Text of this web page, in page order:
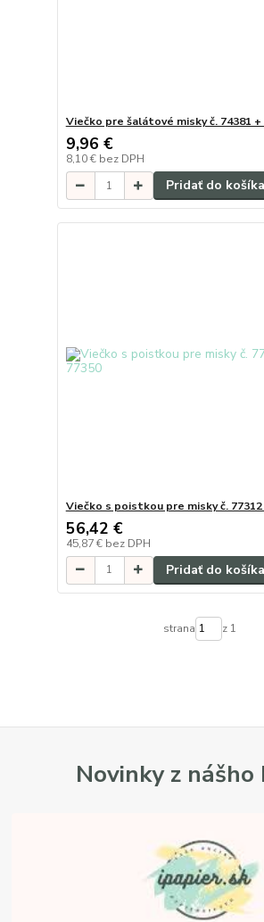
Viečko pre šalátové misky č. 74381 +
9,96 €
8,10 € bez DPH
Pridať do košíka
Viečko s poistkou pre misky č. 77312
56,42 €
45,87 € bez DPH
Pridať do košíka
strana z 1
Novinky z nášho